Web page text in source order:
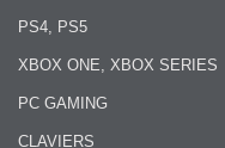
PS4, PS5
XBOX ONE, XBOX SERIES
PC GAMING
CLAVIERS